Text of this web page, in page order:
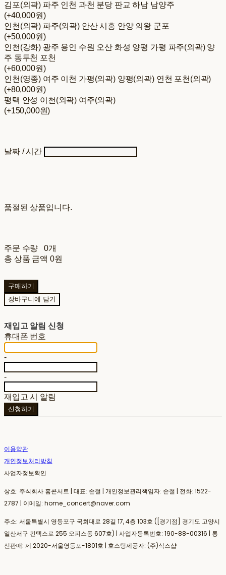
김포(외곽) 파주 인천 과천 분당 판교 하남 남양주
(+40,000원)
인천(외곽) 파주(외곽) 안산 시흥 안양 의왕 군포
(+50,000원)
인천(강화) 광주 용인 수원 오산 화성 양평 가평 파주(외곽) 양
주 동두천 포천
(+60,000원)
인천(영종) 여주 이천 가평(외곽) 양평(외곽) 연천 포천(외곽)
(+80,000원)
평택 안성 이천(외곽) 여주(외곽)
(+150,000원)
날짜 / 시간
품절된 상품입니다.
주문 수량
0개
총 상품 금액 0원
구매하기
장바구니에 담기
재입고 알림 신청
휴대폰 번호
-
-
재입고 시 알림
신청하기
이용약관
개인정보처리방침
사업자정보확인
상호: 주식회사 홈콘서트 | 대표: 손철 | 개인정보관리책임자: 손철 | 전화: 1522-
2787 | 이메일: home_concert@naver.com
주소: 서울특별시 영등포구 국회대로 28길 17, 4층 103호 ([경기점] 경기도 고양시
일산서구 킨텍스로 255 오피스동 607호) | 사업자등록번호: 190-88-00316 | 통
신판매: 제 2020-서울영등포-1801호 | 호스팅제공자: (주)식스샵